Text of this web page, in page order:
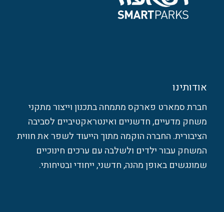
אודותינו
חברת סמארט פארקס מתמחה בתכנון וייצור מתקני
משחק מדעיים, חדשניים ואינטראקטיביים לסביבה
הציבורית. החברה הוקמה מתוך הייעוד לשפר את חווית
המשחק עבור ילדים ולשלבה עם ערכים חינוכיים
שמונגשים באופן מהנה, חדשני, ייחודי ובטיחותי.